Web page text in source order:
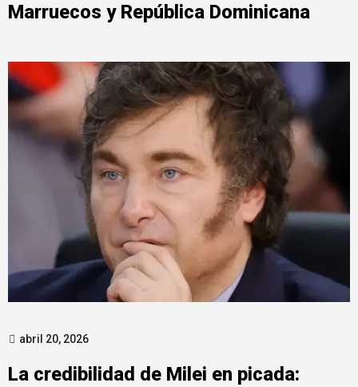
Marruecos y República Dominicana
abril 20, 2026
La credibilidad de Milei en picada: